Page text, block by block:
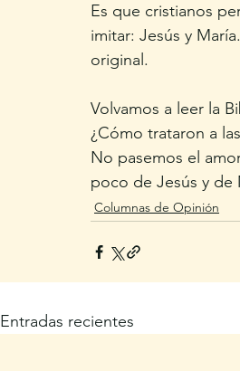
Es que cristianos
imitar: Jesús y
original.
Volvamos a leer la
¿Cómo trataron a
No pasemos el
poco de Jesús y de
Columnas de Opinión
Entradas recientes